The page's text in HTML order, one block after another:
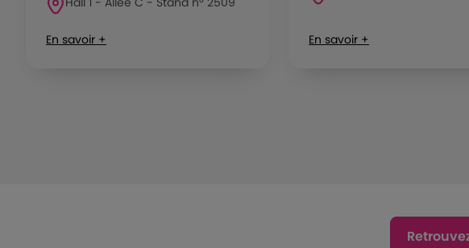
En savoir + En savoir +